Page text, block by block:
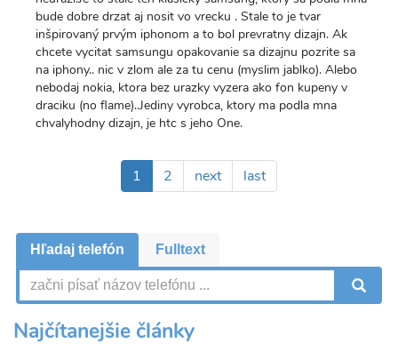
bude dobre drzat aj nosit vo vrecku . Stale to je tvar
inšpirovaný prvým iphonom a to bol prevratny dizajn. Ak
chcete vycitat samsungu opakovanie sa dizajnu pozrite sa
na iphony.. nic v zlom ale za tu cenu (myslim jablko). Alebo
nebodaj nokia, ktora bez urazky vyzera ako fon kupeny v
draciku (no flame)..Jediny vyrobca, ktory ma podla mna
chvalyhodny dizajn, je htc s jeho One.
Aktuálna
stránka
1 Page
2
Ďalšia
strana
next
Posledná
strana
last
Hľadaj telefón Fulltext
Najčítanejšie články